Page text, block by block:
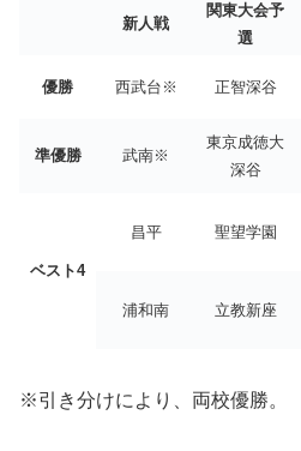
新人戦
関東大会予
選
優勝 西武台※ 正智深谷
準優勝 武南※
東京成徳大
深谷
ベスト4
昌平 聖望学園
浦和南 立教新座
※引き分けにより、両校優勝。